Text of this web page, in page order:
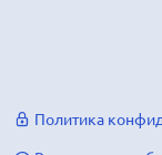
Политика